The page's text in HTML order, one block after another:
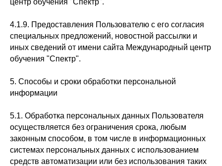
центр обучения "Спектр".
4.1.9. Предоставления Пользователю с его согласия
специальных предложений, новостной рассылки и
иных сведений от имени сайта Международный центр
обучения "Спектр".
5. Способы и сроки обработки персональной
информации
5.1. Обработка персональных данных Пользователя
осуществляется без ограничения срока, любым
законным способом, в том числе в информационных
системах персональных данных с использованием
средств автоматизации или без использования таких